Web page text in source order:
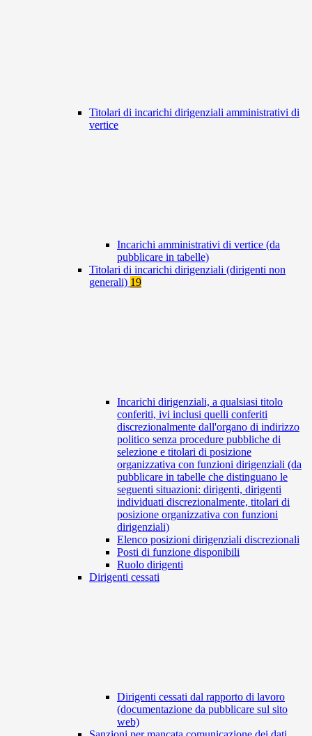
Titolari di incarichi dirigenziali amministrativi di
vertice
Incarichi amministrativi di vertice (da
pubblicare in tabelle)
Titolari di incarichi dirigenziali (dirigenti non
generali) 19
Incarichi dirigenziali, a qualsiasi titolo
conferiti, ivi inclusi quelli conferiti
discrezionalmente dall'organo di indirizzo
politico senza procedure pubbliche di
selezione e titolari di posizione
organizzativa con funzioni dirigenziali (da
pubblicare in tabelle che distinguano le
seguenti situazioni: dirigenti, dirigenti
individuati discrezionalmente, titolari di
posizione organizzativa con funzioni
dirigenziali)
Elenco posizioni dirigenziali discrezionali
Posti di funzione disponibili
Ruolo dirigenti
Dirigenti cessati
Dirigenti cessati dal rapporto di lavoro
(documentazione da pubblicare sul sito
web)